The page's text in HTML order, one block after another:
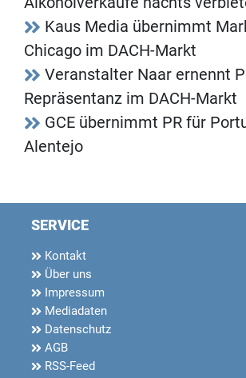
Kaus Media übernimmt
Chicago im DACH-Markt
Veranstalter Naar ernennt
Repräsentanz im DACH-Markt
GCE übernimmt PR für
Alentejo
SERVICE
Kontakt
Über uns
Impressum
Mediadaten
Datenschutz
AGB
RSS-Feed